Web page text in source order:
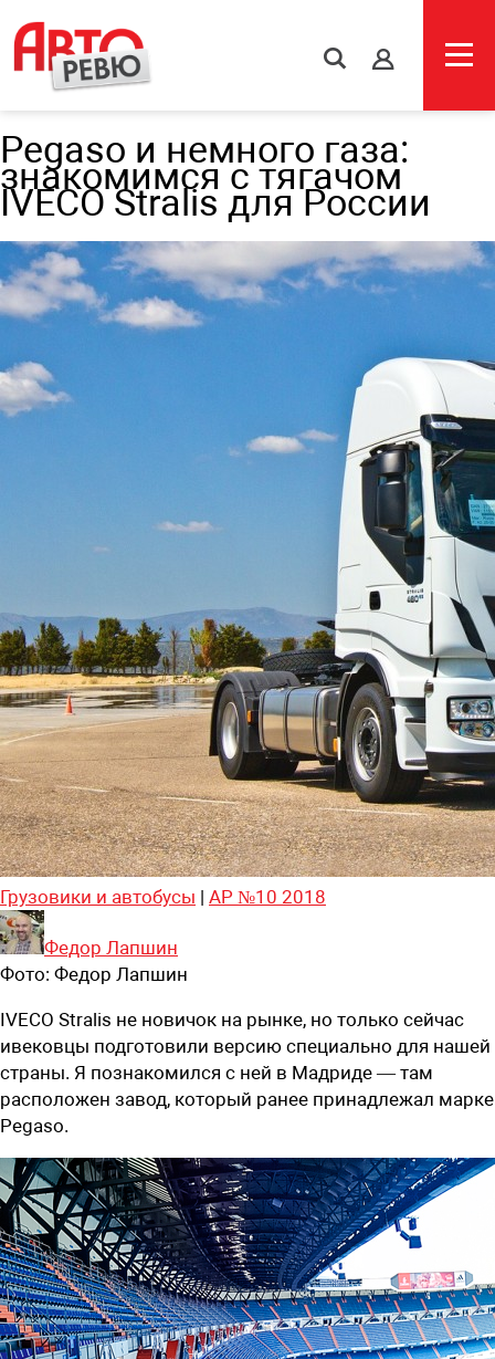
s
Pegaso и немного газа:
знакомимся с тягачом
IVECO Stralis для России
Грузовики и автобусы | АР №10 2018
Федор Лапшин
Фото: Федор Лапшин
IVECO Stralis не новичок на рынке, но только сейчас
ивековцы подготовили версию специально для нашей
страны. Я познакомился с ней в Мадриде — там
расположен завод, который ранее принадлежал марке
Pegaso.